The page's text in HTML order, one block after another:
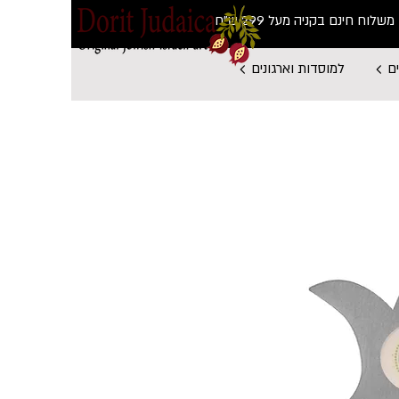
משלוח חינם בקניה מעל 299 ש"ח
למוסדות וארגונים